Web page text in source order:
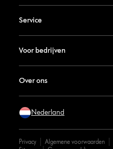
Service
Voor bedrijven
Over ons
Nederland
Privacy Algemene voorwaarden